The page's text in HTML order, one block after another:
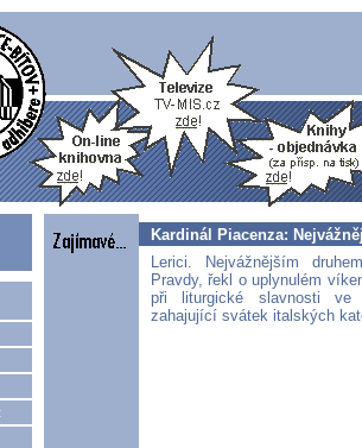
Kardinál Piacenza:
Lerici. Nejvážnějším
Pravdy, řekl o uplynulém
při liturgické slavnosti ve
zahajující svátek italských